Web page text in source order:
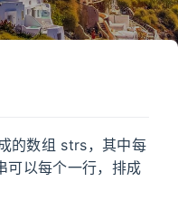
的数组 strs，其中每
可以每个一行，排成